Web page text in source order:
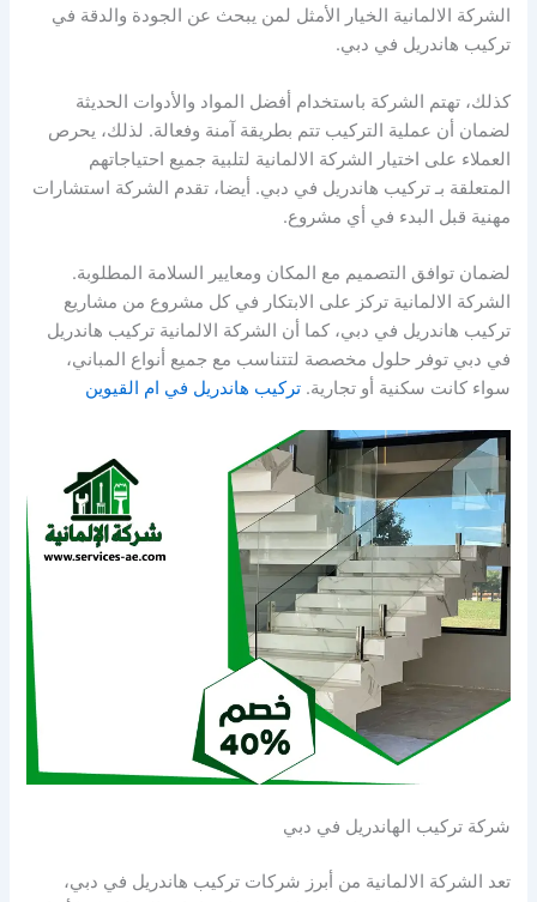
الشركة الالمانية الخيار الأمثل لمن يبحث عن الجودة والدقة في
تركيب هاندريل في دبي.
كذلك، تهتم الشركة باستخدام أفضل المواد والأدوات الحديثة
لضمان أن عملية التركيب تتم بطريقة آمنة وفعالة. لذلك، يحرص
العملاء على اختيار الشركة الالمانية لتلبية جميع احتياجاتهم
المتعلقة بـ تركيب هاندريل في دبي. أيضا، تقدم الشركة استشارات
مهنية قبل البدء في أي مشروع.
لضمان توافق التصميم مع المكان ومعايير السلامة المطلوبة.
الشركة الالمانية تركز على الابتكار في كل مشروع من مشاريع
تركيب هاندريل في دبي، كما أن الشركة الالمانية تركيب هاندريل
في دبي توفر حلول مخصصة لتتناسب مع جميع أنواع المباني،
سواء كانت سكنية أو تجارية.تركيب هاندريل في ام القيوين
شركة تركيب الهاندريل في دبي
تعد الشركة الالمانية من أبرز شركات تركيب هاندريل في دبي،